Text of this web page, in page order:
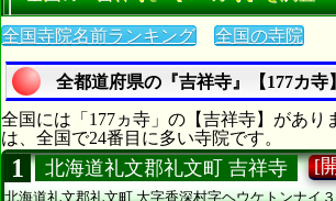
全国寺院名前ランキング 全国の寺院
全都道府県の『吉祥寺』【177カ寺
全国には「177ヵ寺」の【吉祥寺】があり
は、全国で24番目に多い寺院です。
1 北海道礼文郡礼文町 吉祥寺 [
北海道礼文郡礼文町大字香深村字ヘウケトンナイ